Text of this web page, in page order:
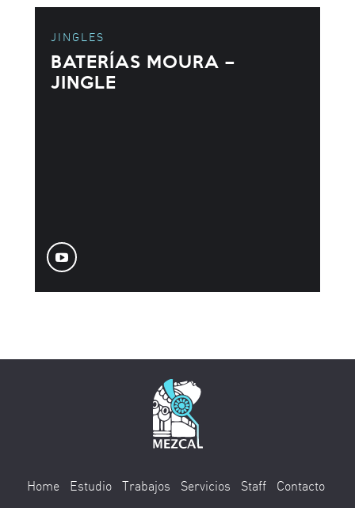
JINGLES
BATERÍAS MOURA –
JINGLE
Home Estudio Trabajos Servicios Staff Contacto